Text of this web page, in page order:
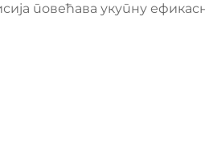
повећава укупну